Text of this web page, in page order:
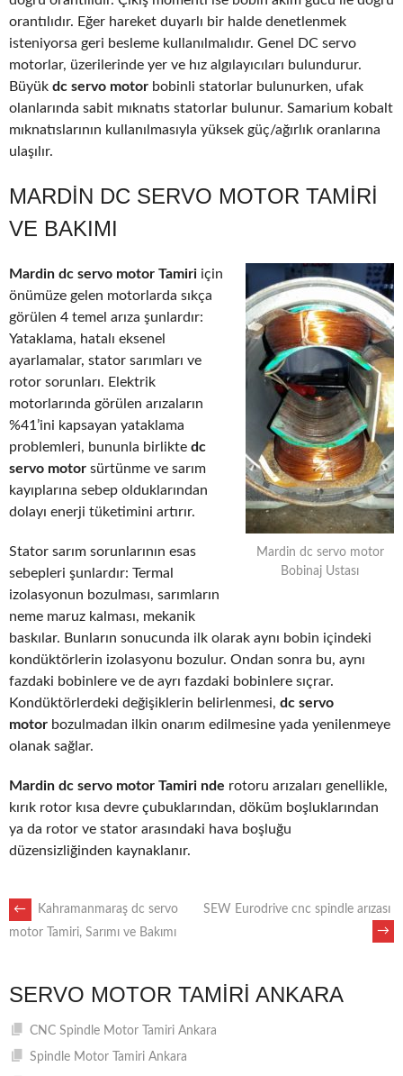
orantılıdır. Eğer hareket duyarlı bir halde denetlenmek
isteniyorsa geri besleme kullanılmalıdır. Genel DC servo
motorlar, üzerilerinde yer ve hız algılayıcıları bulundurur.
Büyük dc servo motor bobinli statorlar bulunurken, ufak
olanlarında sabit mıknatıs statorlar bulunur. Samarium kobalt
mıknatıslarının kullanılmasıyla yüksek güç/ağırlık oranlarına
ulaşılır.
MARDIN DC SERVO MOTOR TAMIRI
VE BAKIMI
Mardin dc servo motor
Bobinaj Ustası
Mardin dc servo motor Tamiri için
önümüze gelen motorlarda sıkça
görülen 4 temel arıza şunlardır:
Yataklama, hatalı eksenel
ayarlamalar, stator sarımları ve
rotor sorunları. Elektrik
motorlarında görülen arızaların
%41’ini kapsayan yataklama
problemleri, bununla birlikte dc
servo motor sürtünme ve sarım
kayıplarına sebep olduklarından
dolayı enerji tüketimini artırır.
Stator sarım sorunlarının esas
sebepleri şunlardır: Termal
izolasyonun bozulması, sarımların
neme maruz kalması, mekanik
baskılar. Bunların sonucunda ilk olarak aynı bobin içindeki
kondüktörlerin izolasyonu bozulur. Ondan sonra bu, aynı
fazdaki bobinlere ve de ayrı fazdaki bobinlere sıçrar.
Kondüktörlerdeki değişiklerin belirlenmesi, dc servo
motor bozulmadan ilkin onarım edilmesine yada yenilenmeye
olanak sağlar.
Mardin dc servo motor Tamiri nde rotoru arızaları genellikle,
kırık rotor kısa devre çubuklarından, döküm boşluklarından
ya da rotor ve stator arasındaki hava boşluğu
düzensizliğinden kaynaklanır.
POST
←
Kahramanmaraş dc servo
motor Tamiri, Sarımı ve Bakımı
SEW Eurodrive cnc spindle arızası
→
SERVO MOTOR TAMIRI ANKARA
CNC Spindle Motor Tamiri Ankara
Spindle Motor Tamiri Ankara